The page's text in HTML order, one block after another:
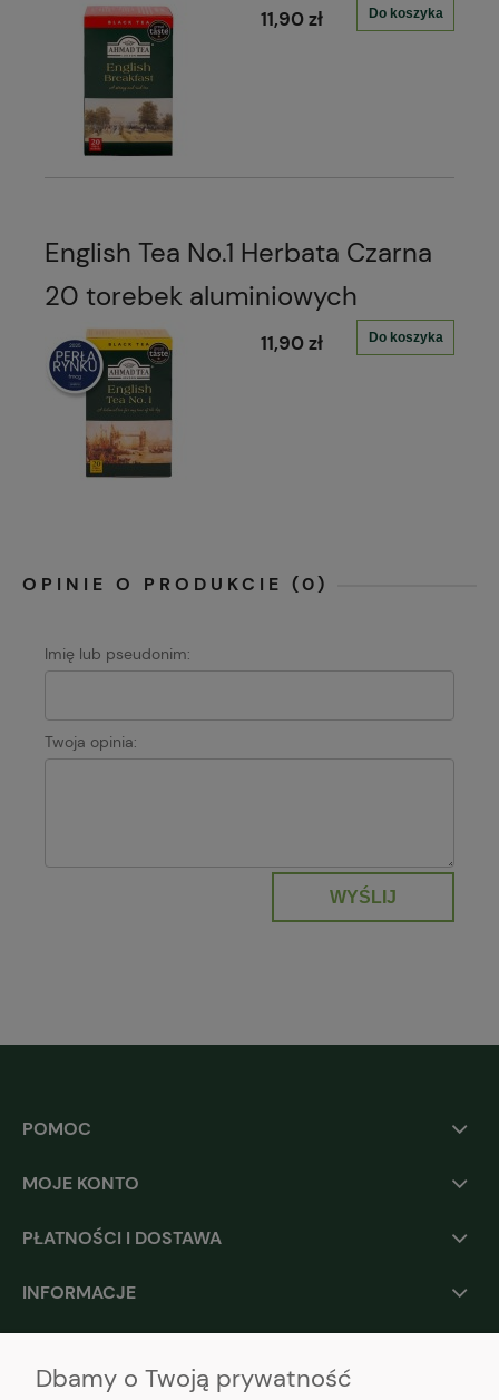
11,90 zł Do koszyka
English Tea No.1 Herbata Czarna
20 torebek aluminiowych
11,90 zł Do koszyka
OPINIE O PRODUKCIE (0)
Imię lub pseudonim:
Twoja opinia:
WYŚLIJ
POMOC
MOJE KONTO
PŁATNOŚCI I DOSTAWA
INFORMACJE
Dbamy o Twoją prywatność